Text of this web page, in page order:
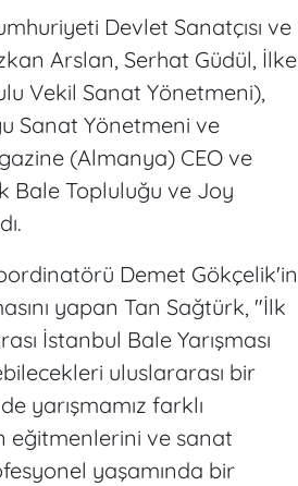
Devlet Sanatçısı ve
Arslan, Serhat Güdül, İlke
Vekil Sanat Yönetmeni),
Sanat Yönetmeni ve
(Almanya) CEO ve
Bale Topluluğu ve Joy
Demet Gökçelik'in
yapan Tan Sağtürk, "İlk
İstanbul Bale Yarışması
uluslararası bir
yarışmamız farklı
eğitmenlerini ve sanat
yaşamında bir